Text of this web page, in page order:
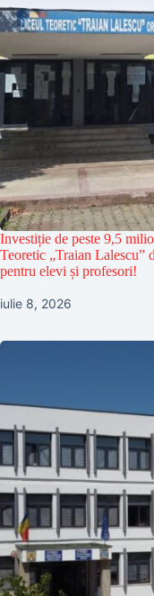
Investiție de peste 9,5
Teoretic „Traian Lalescu”
pentru elevi și profesori!
iulie 8, 2026